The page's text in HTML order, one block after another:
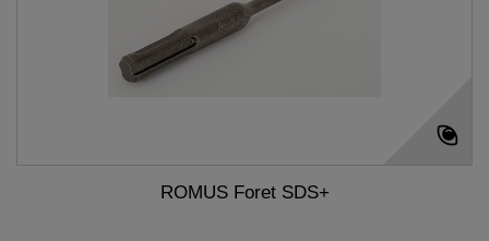
ROMUS Foret SDS+